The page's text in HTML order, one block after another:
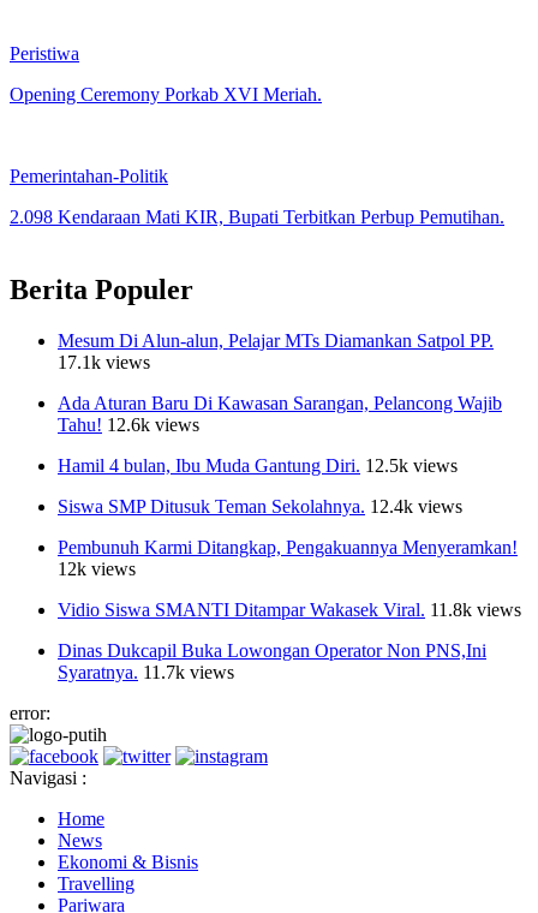
Peristiwa
Opening Ceremony Porkab XVI Meriah.
Pemerintahan-Politik
2.098 Kendaraan Mati KIR, Bupati Terbitkan Perbup Pemutihan.
Berita Populer
Mesum Di Alun-alun, Pelajar MTs Diamankan Satpol PP.
17.1k views
Ada Aturan Baru Di Kawasan Sarangan, Pelancong Wajib
Tahu! 12.6k views
Hamil 4 bulan, Ibu Muda Gantung Diri. 12.5k views
Siswa SMP Ditusuk Teman Sekolahnya. 12.4k views
Pembunuh Karmi Ditangkap, Pengakuannya Menyeramkan!
12k views
Vidio Siswa SMANTI Ditampar Wakasek Viral. 11.8k views
Dinas Dukcapil Buka Lowongan Operator Non PNS,Ini
Syaratnya. 11.7k views
error:
Navigasi :
Home
News
Ekonomi & Bisnis
Travelling
Pariwara